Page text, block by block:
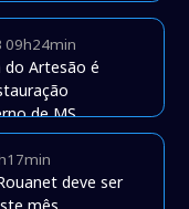
09h24min
do Artesão é
de MS
deve ser